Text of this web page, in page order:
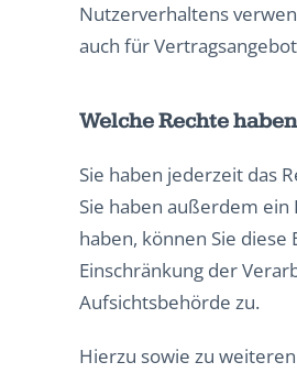
Nutzerverhaltens
auch für
Welche Rechte
Sie haben jederzeit das
Sie haben außerdem
haben, können Sie
Einschränkung der
Aufsichtsbehörde zu.
Hierzu sowie zu